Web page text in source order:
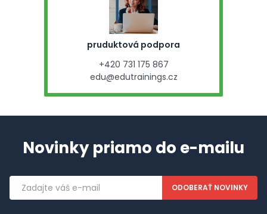
pruduktová podpora
+420 731 175 867
edu@edutrainings.cz
Novinky priamo do e-mailu
Emailová
adresa